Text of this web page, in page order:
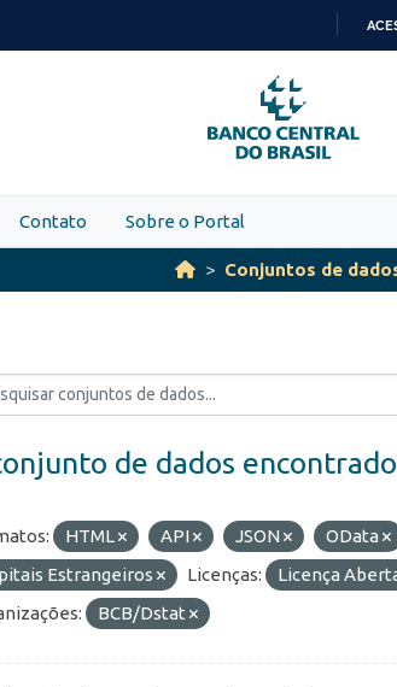
PARA
O
CONTEÚDO
Contato Sobre o Portal
Conjuntos de
de dados encontrado
HTML API JSON OData
Estrangeiros
Licenças:
Licença
BCB/Dstat